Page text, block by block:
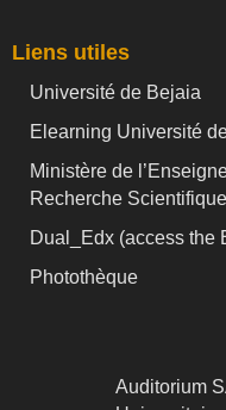
Liens utiles
Université de Bejaia
Elearning Université
Ministère de
Recherche Scientifique
Dual_Edx (access the
Photothèque
Auditorium